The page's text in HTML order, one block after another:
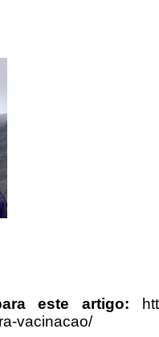
este artigo:
vacinacao/